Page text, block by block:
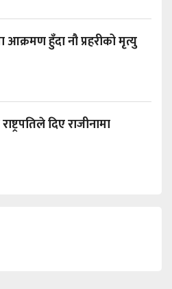
आक्रमण हुँदा नौ प्रहरीको मृत्यु
दिए राजीनामा